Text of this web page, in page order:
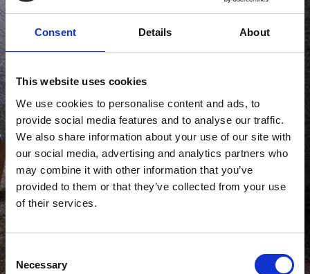
Consent Details About
This website uses cookies
We use cookies to personalise content and ads, to
provide social media features and to analyse our traffic.
We also share information about your use of our site with
our social media, advertising and analytics partners who
may combine it with other information that you’ve
provided to them or that they’ve collected from your use
of their services.
Consent
Selection
Necessary